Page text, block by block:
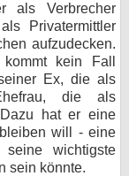
als Verbrecher
Privatermittler
aufzudecken.
kein Fall
Ex, die als
die als
hat er eine
will - eine
wichtigste
sein könnte.